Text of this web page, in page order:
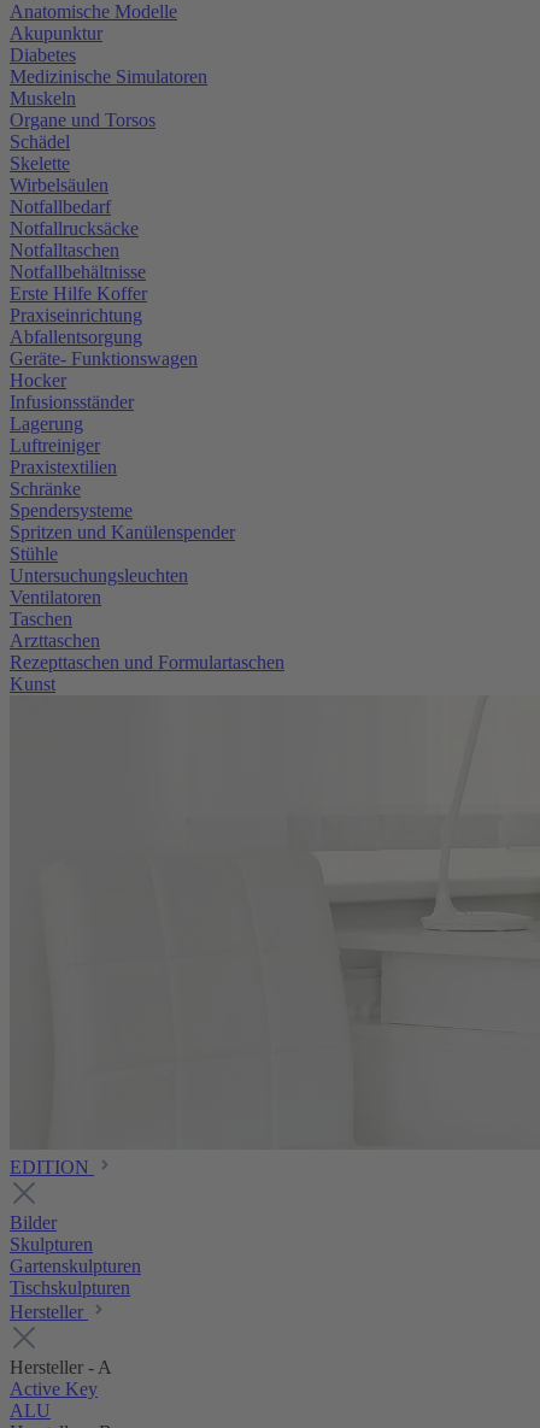
Anatomische Modelle
Akupunktur
Diabetes
Medizinische Simulatoren
Muskeln
Organe und Torsos
Schädel
Skelette
Wirbelsäulen
Notfallbedarf
Notfallrucksäcke
Notfalltaschen
Notfallbehältnisse
Erste Hilfe Koffer
Praxiseinrichtung
Abfallentsorgung
Geräte- Funktionswagen
Hocker
Infusionsständer
Lagerung
Luftreiniger
Praxistextilien
Schränke
Spendersysteme
Spritzen und Kanülenspender
Stühle
Untersuchungsleuchten
Ventilatoren
Taschen
Arzttaschen
Rezepttaschen und Formulartaschen
Kunst
EDITION
Bilder
Skulpturen
Gartenskulpturen
Tischskulpturen
Hersteller
Hersteller - A
Active Key
ALU